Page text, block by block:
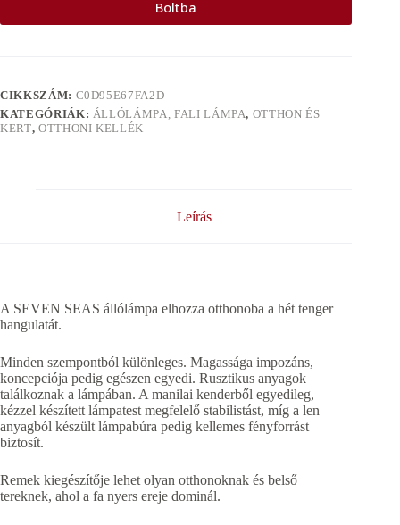
Boltba
CIKKSZÁM: C0D95E67FA2D
KATEGÓRIÁK: ÁLLÓLÁMPA, FALI LÁMPA, OTTHON ÉS
KERT, OTTHONI KELLÉK
Leírás
A SEVEN SEAS állólámpa elhozza otthonoba a hét tenger
hangulatát.
Minden szempontból különleges. Magassága impozáns,
koncepciója pedig egészen egyedi. Rusztikus anyagok
találkoznak a lámpában. A manilai kenderből egyedileg,
kézzel készített lámpatest megfelelő stabilistást, míg a len
anyagból készült lámpabúra pedig kellemes fényforrást
biztosít.
Remek kiegészítője lehet olyan otthonoknak és belső
tereknek, ahol a fa nyers ereje dominál.